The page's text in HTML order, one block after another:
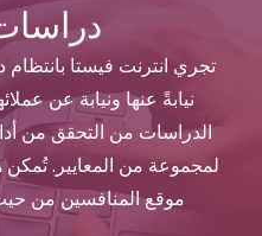
وخدمات
الإنترنت
-
طول
تجري انترنت فيستا
نيابةً عنها ونيابة عن
الدراسات من التحقق من
لمجموعة من المعايير.
موقع المنافسين من